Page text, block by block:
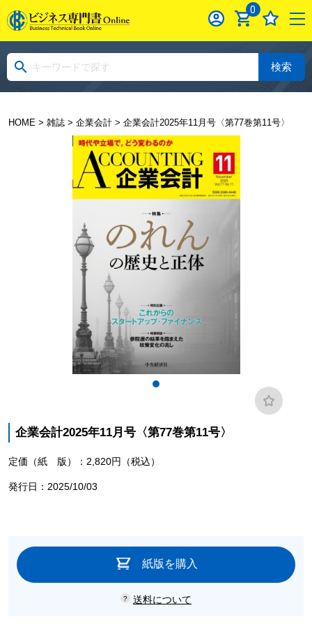
0
検索
HOME> 雑誌> 企業会計> 企業会計2025年11月号〈第77巻第11号〉
企業会計2025年11月号〈第77巻第11号〉
定価（紙 版）：2,820円（税込）
発行日：2025/10/03
紙版を購入
送料について